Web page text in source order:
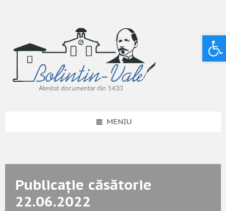
MENIU
Publicație căsătorie
22.06.2022
Deschide bara de unelte